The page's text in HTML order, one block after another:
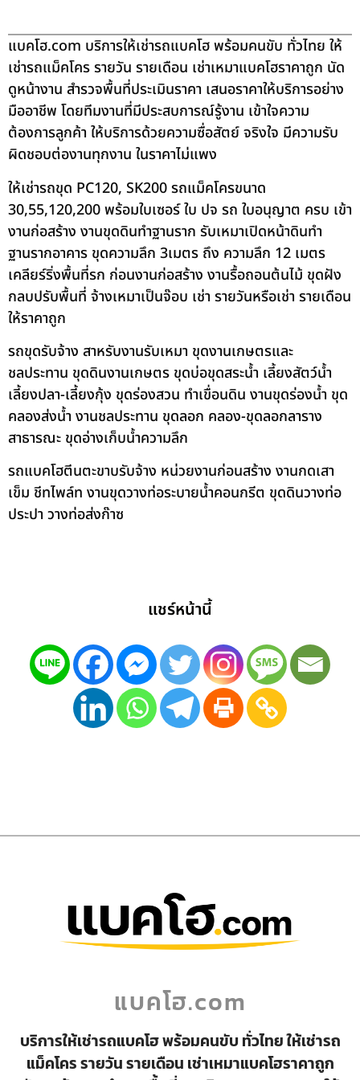
แบคโฮ.com บริการให้เช่ารถแบคโฮ พร้อมคนขับ ทั่วไทย ให้
เช่ารถแม็คโคร รายวัน รายเดือน เช่าเหมาแบคโฮราคาถูก นัด
ดูหน้างาน สำรวจพื้นที่ประเมินราคา เสนอราคาให้บริการอย่าง
มืออาชีพ โดยทีมงานที่มีประสบการณ์รู้งาน เข้าใจความ
ต้องการลูกค้า ให้บริการด้วยความซื่อสัตย์ จริงใจ มีความรับ
ผิดชอบต่องานทุกงาน ในราคาไม่แพง
ให้เช่ารถขุด PC120, SK200 รถแม็คโครขนาด
30,55,120,200 พร้อมใบเซอร์ ใบ ปจ รถ ใบอนุญาต ครบ เข้า
งานก่อสร้าง งานขุดดินทำฐานราก รับเหมาเปิดหน้าดินทำ
ฐานรากอาคาร ขุดความลึก 3เมตร ถึง ความลึก 12 เมตร
เคลียร์ริ่งพื้นที่รก ก่อนงานก่อสร้าง งานรื้อถอนต้นไม้ ขุดฝัง
กลบปรับพื้นที่ จ้างเหมาเป็นจ๊อบ เช่า รายวันหรือเช่า รายเดือน
ให้ราคาถูก
รถขุดรับจ้าง สาหรับงานรับเหมา ขุดงานเกษตรและ
ชลประทาน ขุดดินงานเกษตร ขุดบ่อขุดสระน้ำ เลี้ยงสัตว์น้ำ
เลี้ยงปลา-เลี้ยงกุ้ง ขุดร่องสวน ทำเขื่อนดิน งานขุดร่องน้ำ ขุด
คลองส่งน้ำ งานชลประทาน ขุดลอก คลอง-ขุดลอกลาราง
สาธารณะ ขุดอ่างเก็บน้ำความลึก
รถแบคโฮตีนตะขาบรับจ้าง หน่วยงานก่อนสร้าง งานกดเสา
เข็ม ชีทไพล์ท งานขุดวางท่อระบายน้ำคอนกรีต ขุดดินวางท่อ
ประปา วางท่อส่งก๊าซ
แชร์หน้านี้
แบคโฮ.com
บริการให้เช่ารถแบคโฮ พร้อมคนขับ ทั่วไทย ให้เช่ารถ
แม็คโคร รายวัน รายเดือน เช่าเหมาแบคโฮราคาถูก